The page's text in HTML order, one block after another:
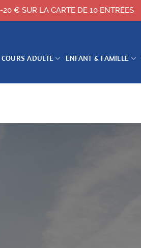
COURS ADULTE ENFANT & FAMILLE
-20 € SUR LA CARTE DE 10 ENTRÉES